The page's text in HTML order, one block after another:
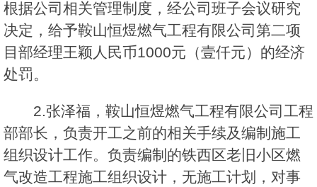
根据公司相关管理制度，经公司班子会议研究
决定，给予鞍山恒煜燃气工程有限公司第二项
目部经理王颖人民币1000元（壹仟元）的经济
处罚。
2.张泽福，鞍山恒煜燃气工程有限公司工程
部部长，负责开工之前的相关手续及编制施工
组织设计工作。负责编制的铁西区老旧小区燃
气改造工程施工组织设计，无施工计划，对事